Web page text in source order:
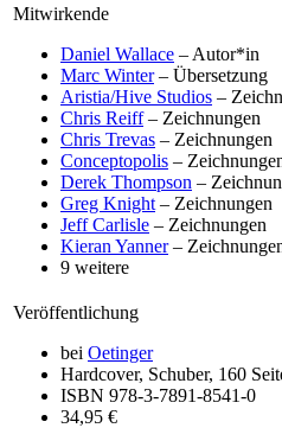
Mitwirkende
Daniel Wallace – Autor*in
Marc Winter– Übersetzung
Aristia/Hive Studios –
Chris Reiff– Zeichnungen
Chris Trevas – Zeichnungen
Conceptopolis –
Derek Thompson –
Greg Knight – Zeichnungen
Jeff Carlisle – Zeichnungen
Kieran Yanner–
9 weitere
Veröffentlichung
bei Oetinger
Hardcover, Schuber, 160
ISBN 978-3-7891-8541-0
34,95 €